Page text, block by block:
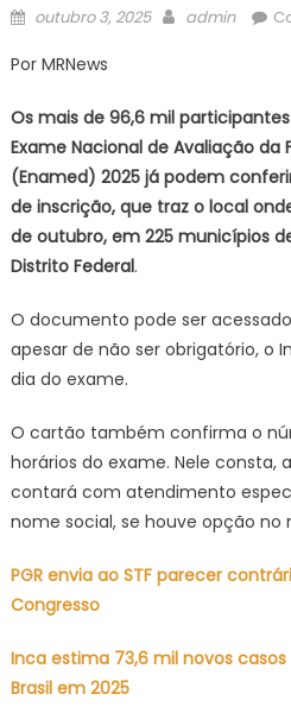
Posted
outubro 3, 2025 Author
admin
Por MRNews
Os mais de 96,6 mil
Exame Nacional de Avaliação da
(Enamed) 2025 já podem
de inscrição, que traz o local
de outubro, em 225 municípios
Distrito Federal.
O documento pode ser
apesar de não ser obrigatório, o
dia do exame.
O cartão também confirma o
horários do exame. Nele consta,
contará com atendimento
nome social, se houve opção
PGR envia ao STF parecer
Congresso
Inca estima 73,6 mil novos
Brasil em 2025